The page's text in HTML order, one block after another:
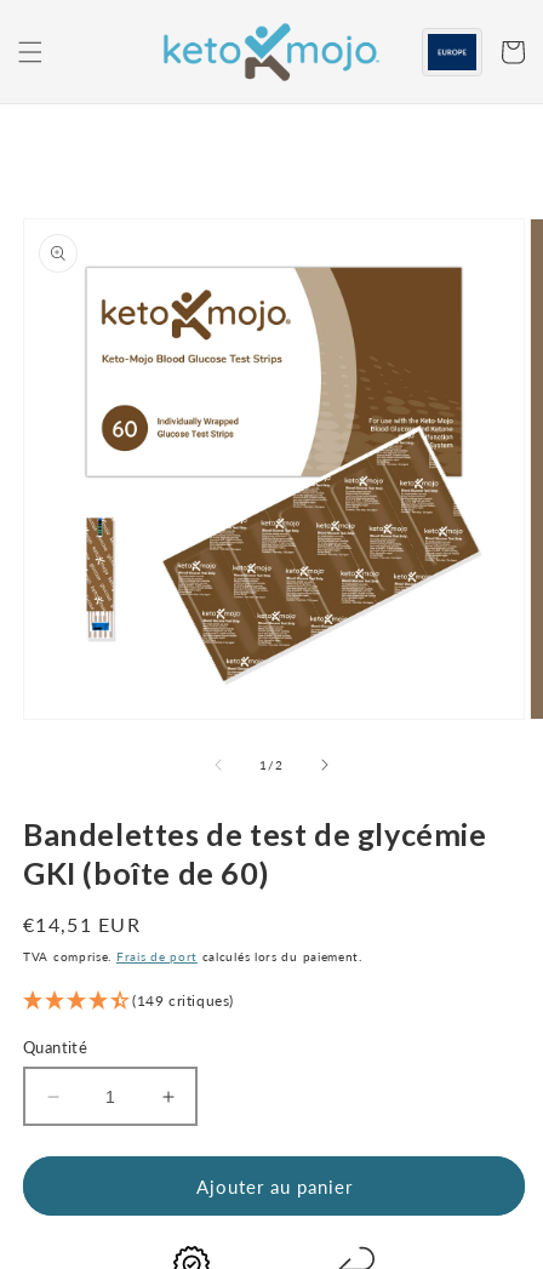
content
Panier
sur les
produits
fenêtre
1 /de
2
Bandelettes de test de glycémie
GKI (boîte de 60)
Prix
normal
€14,51 EUR
TVA comprise. Frais de port calculés lors du paiement.
(149 critiques)
Quantité
Réduire
la
quantité
Augmenter
la
quantité
test
Ajouter au panier